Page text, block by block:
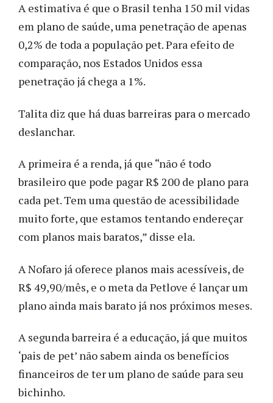
A estimativa é que o Brasil tenha 150 mil vidas
em plano de saúde, uma penetração de apenas
0,2% de toda a população pet. Para efeito de
comparação, nos Estados Unidos essa
penetração já chega a 1%.
Talita diz que há duas barreiras para o mercado
deslanchar.
A primeira é a renda, já que “não é todo
brasileiro que pode pagar R$ 200 de plano para
cada pet. Tem uma questão de acessibilidade
muito forte, que estamos tentando endereçar
com planos mais baratos,” disse ela.
A Nofaro já oferece planos mais acessíveis, de
R$ 49,90/mês, e o meta da Petlove é lançar um
plano ainda mais barato já nos próximos meses.
A segunda barreira é a educação, já que muitos
‘pais de pet’ não sabem ainda os benefícios
financeiros de ter um plano de saúde para seu
bichinho.